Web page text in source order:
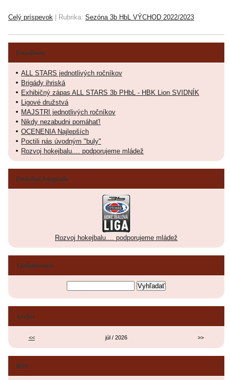
Celý príspevok Rubrika: Sezóna 3b HbL VÝCHOD 2022/2023
Fotoalbum
ALL STARS jednotlivých ročníkov
Brigády ihriská
Exhibičný zápas ALL STARS 3b PHbL - HBK Lion SVIDNÍK
Ligové družstvá
MAJSTRI jednotlivých ročníkov
Nikdy nezabudni pomáhať!
OCENENIA Najlepších
Poctili nás úvodným "buly"
Rozvoj hokejbalu.... podporujeme mládež
Posledné fotografie
Rozvoj hokejbalu.... podporujeme mládež
Vyhľadávanie
Archív
<< júl / 2026 >>
RSS